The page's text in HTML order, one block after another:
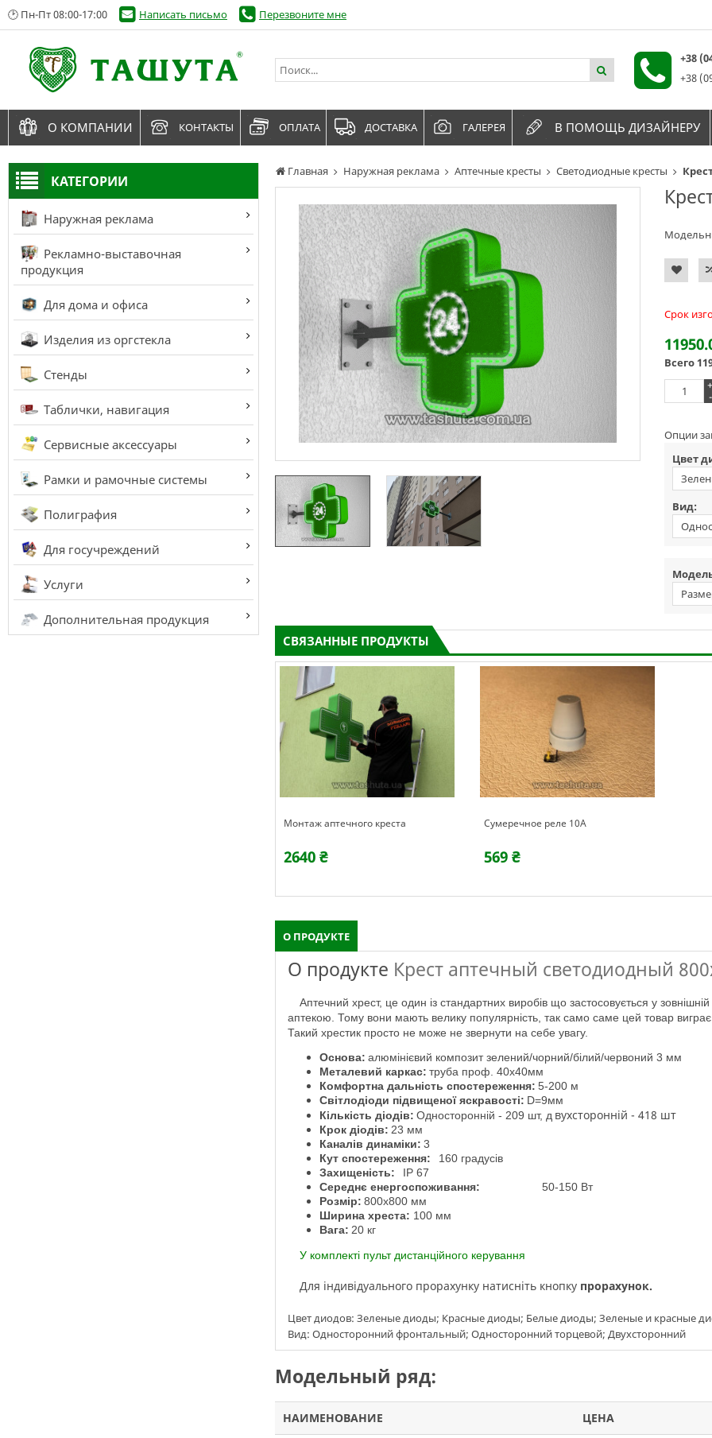
КАТЕГОРИИ
Наружная реклама
Рекламно-выставочная
продукция
Для дома и офиса
Изделия из оргстекла
Стенды
Таблички, навигация
Сервисные аксессуары
Рамки и рамочные системы
Полиграфия
Для госучреждений
Услуги
Дополнительная продукция
Главная Наружная реклама Аптечные кресты Светодиодные кресты
Срок
Всего
+
-
Опции
Цвет
Вид:
СВЯЗАННЫЕ ПРОДУКТЫ
Монтаж аптечного креста
2640 ₴
Сумеречное реле 10А
569 ₴
О ПРОДУКТЕ
О продукте Крест аптечный светодиодный
Аптечний хрест, це один із стандартних виробів що застосовується у зовнішній рекламі і чітко викликає асоціації у людей, що проходять з
аптекою. Тому вони мають велику популярність, так само саме цей товар виграє
Такий хрестик просто не може не звернути на себе увагу.
Основа: алюмінієвий композит зелений/чорний/білий/червоний 3 мм
Металевий каркас: труба проф. 40х40мм
Комфортна дальність спостереження: 5-200 м
Світлодіоди підвищеної яскравості: D=9мм
Кількість діодів: Односторонній - 209 шт, д вухсторонній - 418 шт
Крок діодів: 23 мм
Каналів динаміки: 3
Кут спостереження:
160 градусів
Захищеність:
IP 67
Середнє енергоспоживання:
50-150 Вт
Розмір: 800х800 мм
Ширина хреста: 100 мм
Вага: 20 кг
У комплекті пульт дистанційного керування
Для індивідуального прорахунку натисніть кнопку прорахунок.
Цвет диодов: Зеленые диоды; Красные диоды; Белые диоды; Зеленые и красные
Вид: Односторонний фронтальный; Односторонний торцевой; Двухсторонний
Модельный ряд:
НАИМЕНОВАНИЕ ЦЕНА
🕑 Пн-Пт 08:00-17:00 Написать письмо Перезвоните мне
+38
+38
О КОМПАНИИ КОНТАКТЫ ОПЛАТА ДОСТАВКА ГАЛЕРЕЯ В ПОМОЩЬ ДИЗАЙНЕРУ